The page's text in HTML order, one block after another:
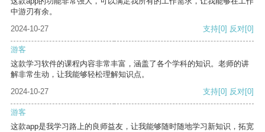
中游刃有余。
2024-10-27
支持[0] 反对[0]
游客
这款学习软件的课程内容非常丰富，涵盖了各个学科的知识。老师的讲
解非常生动，让我能够轻松理解知识点。
2024-10-27
支持[0] 反对[0]
游客
这款app是我学习路上的良师益友，让我能够随时随地学习新知识，拓宽